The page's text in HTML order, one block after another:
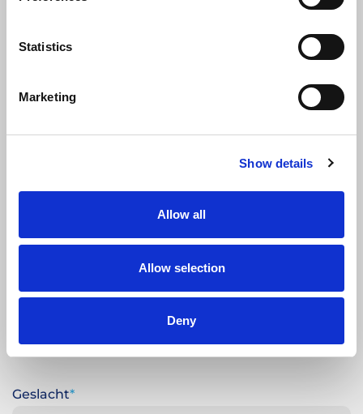
Statistics
Marketing
Show details
Allow all
Allow selection
Deny
Naam
Achternaam
Geslacht